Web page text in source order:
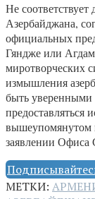
Не
Азербайджана,
официальных
Гяндже или
миротворческих
измышления
быть уверенными
вышеупомянутом
заявлении Офиса
МЕТКИ: